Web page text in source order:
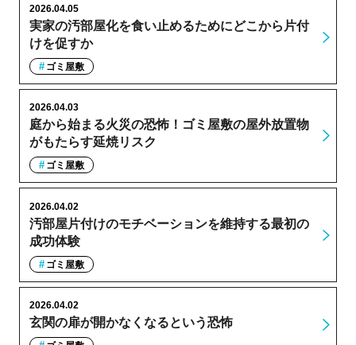
実家の汚部屋化を食い止めるためにどこから片付
けを促すか
2026.04.05
ゴミ屋敷
庭から始まる火災の恐怖！ゴミ屋敷の屋外放置物
がもたらす延焼リスク
2026.04.03
ゴミ屋敷
汚部屋片付けのモチベーションを維持する最初の
成功体験
2026.04.02
ゴミ屋敷
玄関の扉が開かなくなるという恐怖
2026.04.02